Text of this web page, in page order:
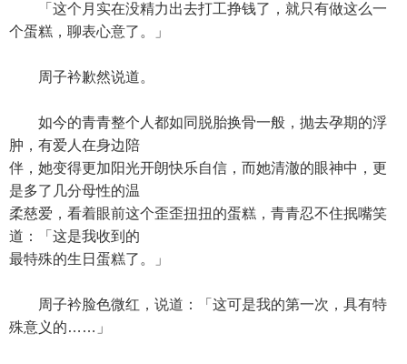
「这个月实在没精力出去打工挣钱了，就只有做这么一
个蛋糕，聊表心意了。」
周子衿歉然说道。
如今的青青整个人都如同脱胎换骨一般，抛去孕期的浮
肿，有爱人在身边陪
伴，她变得更加阳光开朗快乐自信，而她清澈的眼神中，更
是多了几分母性的温
柔慈爱，看着眼前这个歪歪扭扭的蛋糕，青青忍不住抿嘴笑
道：「这是我收到的
最特殊的生日蛋糕了。」
周子衿脸色微红，说道：「这可是我的第一次，具有特
殊意义的……」